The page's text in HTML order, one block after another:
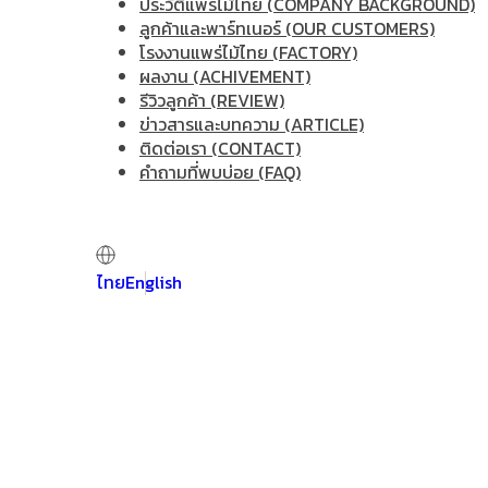
ลูกค้าและพาร์ทเนอร์ (OUR CUSTOMERS)
โรงงานแพร่ไม้ไทย (FACTORY)
ผลงาน (ACHIVEMENT)
รีวิวลูกค้า (REVIEW)
ข่าวสารและบทความ (ARTICLE)
ติดต่อเรา (CONTACT)
คำถามที่พบบ่อย (FAQ)
English
ไทย